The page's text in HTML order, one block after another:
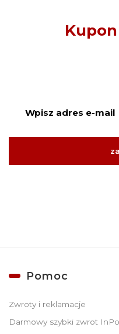
Linki w stopce
Pomoc
Zwroty i reklamacje
Darmowy szybki zwrot